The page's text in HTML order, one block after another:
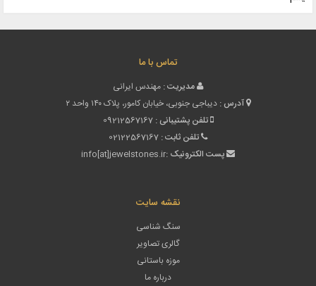
تماس با ما
مدیریت : مهندس ایرانی
آدرس : دیباجی جنوبی، خیابان کامور، پلاک ۱۴۰ واحد ۲
تلفن پشتیبانی : 09212567167
تلفن ثابت : 02122567167
پست الکترونیک :info[at]jewelstones.ir
نقشه سایت
سنگ شناسی
گالری تصاویر
موزه باستانی
درباره ما